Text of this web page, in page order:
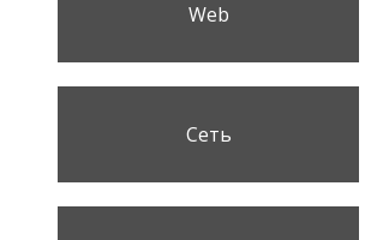
Web
Сеть